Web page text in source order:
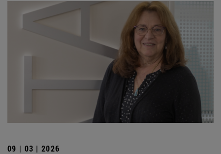
09 | 03 | 2026